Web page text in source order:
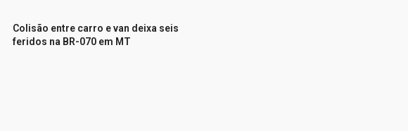
Colisão entre carro e van deixa seis
feridos na BR-070 em MT